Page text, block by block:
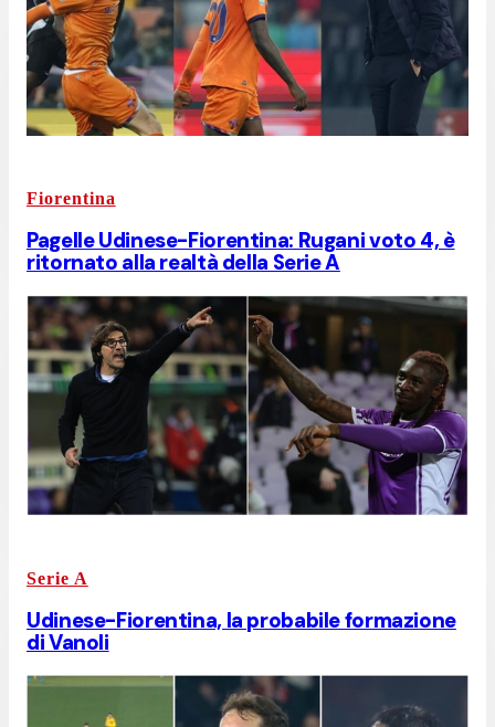
Fiorentina
Pagelle Udinese-Fiorentina: Rugani voto 4, è
ritornato alla realtà della Serie A
Serie A
Udinese-Fiorentina, la probabile formazione
di Vanoli